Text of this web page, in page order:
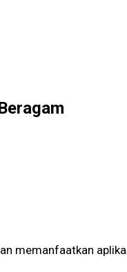
memanfaatkan